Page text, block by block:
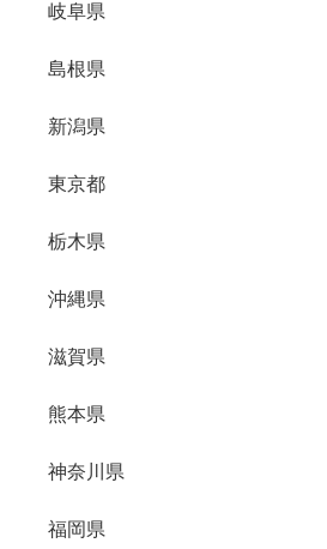
岐阜県
島根県
新潟県
東京都
栃木県
沖縄県
滋賀県
熊本県
神奈川県
福岡県